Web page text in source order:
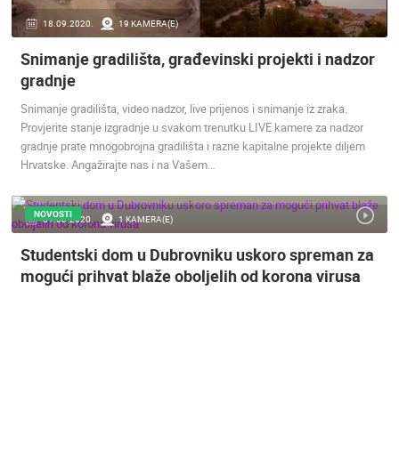
18.09.2020. 19 KAMERA(E)
Snimanje gradilišta, građevinski projekti i nadzor
gradnje
Snimanje gradilišta, video nadzor, live prijenos i snimanje iz zraka.
Provjerite stanje izgradnje u svakom trenutku LIVE kamere za nadzor
gradnje prate mnogobrojna gradilišta i razne kapitalne projekte diljem
Hrvatske. Angažirajte nas i na Vašem…
31.03.2020. 1 KAMERA(E)
NOVOSTI
Studentski dom u Dubrovniku uskoro spreman za
mogući prihvat blaže oboljelih od korona virusa